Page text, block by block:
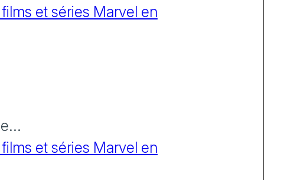
et séries Marvel en
et séries Marvel en